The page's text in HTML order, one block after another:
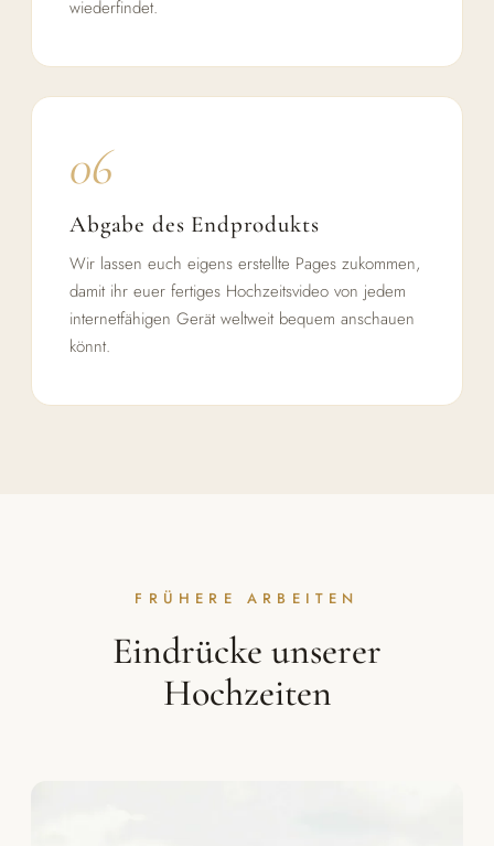
wiederfindet.
06
Abgabe des Endprodukts
Wir lassen euch eigens erstellte Pages zukommen,
damit ihr euer fertiges Hochzeitsvideo von jedem
internetfähigen Gerät weltweit bequem anschauen
könnt.
FRÜHERE ARBEITEN
Eindrücke unserer
Hochzeiten